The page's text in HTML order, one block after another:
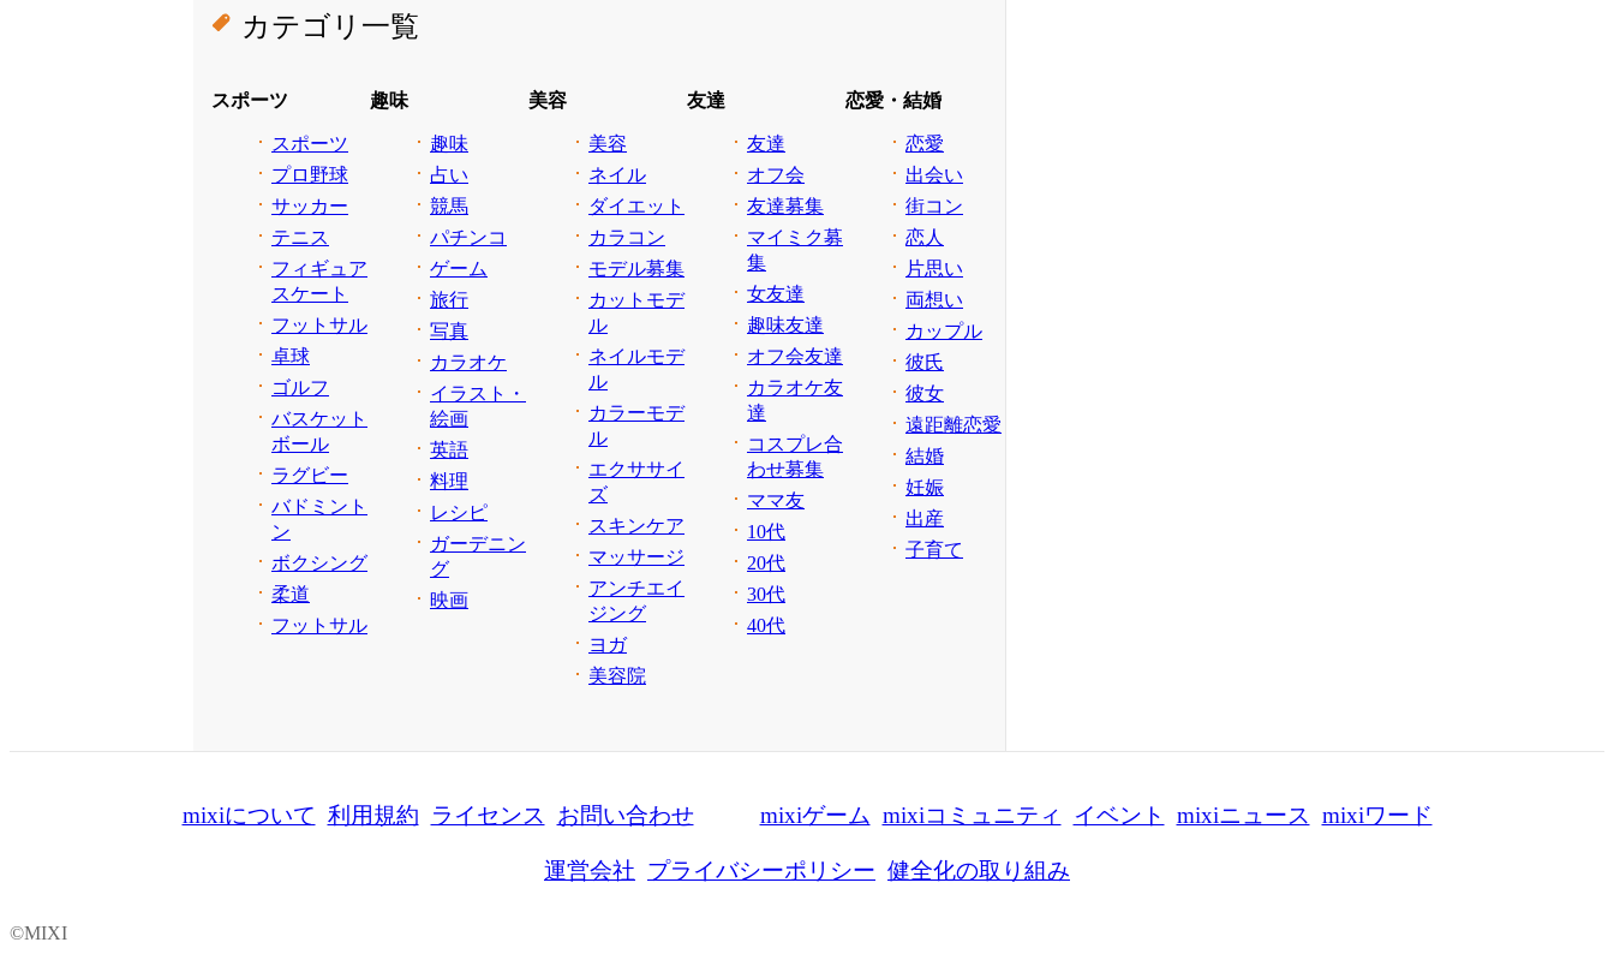
カテゴリ一覧
スポーツ
スポーツ
プロ野球
サッカー
テニス
フィギュア
スケート
フットサル
卓球
ゴルフ
バスケット
ボール
ラグビー
バドミント
ン
ボクシング
柔道
フットサル
趣味
趣味
占い
競馬
パチンコ
ゲーム
旅行
写真
カラオケ
イラスト・
絵画
英語
料理
レシピ
ガーデニン
グ
映画
美容
美容
ネイル
ダイエット
カラコン
モデル募集
カットモデ
ル
ネイルモデ
ル
カラーモデ
ル
エクササイ
ズ
スキンケア
マッサージ
アンチエイ
ジング
ヨガ
美容院
友達
友達
オフ会
友達募集
マイミク募
集
女友達
趣味友達
オフ会友達
カラオケ友
達
コスプレ合
わせ募集
ママ友
10代
20代
30代
40代
恋愛・結婚
恋愛
出会い
街コン
恋人
片思い
両想い
カップル
彼氏
彼女
遠距離恋愛
結婚
妊娠
出産
子育て
mixiについて 利用規約 ライセンス お問い合わせ mixiゲーム mixiコミュニティ イベント mixiニュース mixiワード
運営会社 プライバシーポリシー 健全化の取り組み
©MIXI